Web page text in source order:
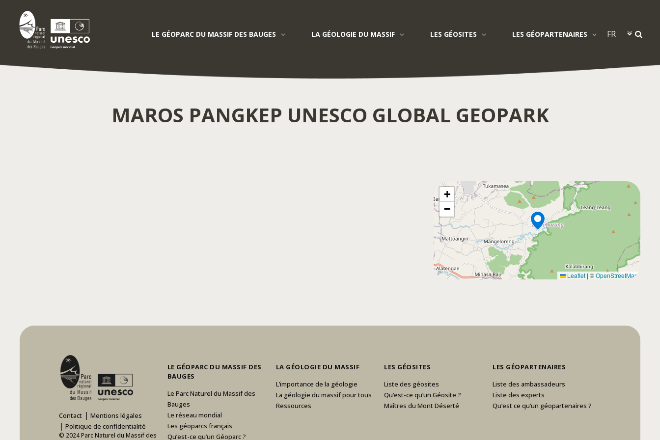
LE GÉOPARC DU MASSIF DES BAUGES LA GÉOLOGIE DU MASSIF LES GÉOSITES LES GÉOPARTENAIRES
MAROS PANGKEP UNESCO GLOBAL GEOPARK
+
−
Leaflet | ©OpenStreetMap
Contact | Mentions légales
| Politique de confidentialité
© 2024 Parc Naturel du Massif des
LE GÉOPARC DU MASSIF DES
BAUGES
Le Parc Naturel du Massif des
Bauges
Le réseau mondial
Les géoparcs français
Qu’est-ce qu’un Géoparc ?
LA GÉOLOGIE DU MASSIF
L’importance de la géologie
La géologie du massif pour tous
Ressources
LES GÉOSITES
Liste des géosites
Qu’est-ce qu’un Géosite ?
Maîtres du Mont Déserté
LES GÉOPARTENAIRES
Liste des ambassadeurs
Liste des experts
Qu’est ce qu’un géopartenaires ?